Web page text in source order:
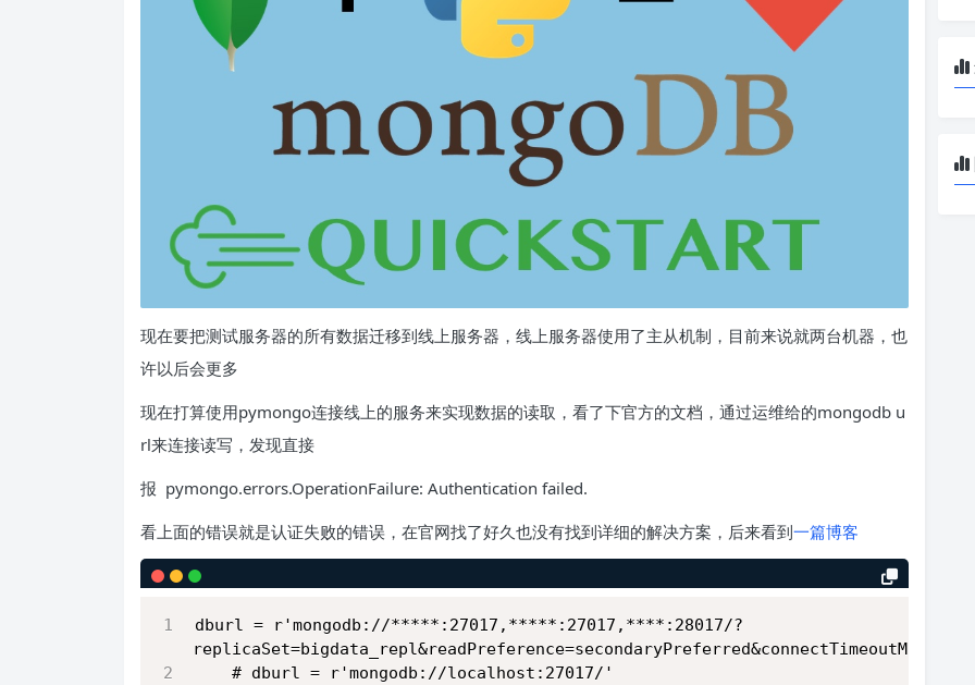
现在要把测试服务器的所有数据迁移到线上服务器，线上服务器使用了主从机制，目前来说就两台机器，也
许以后会更多
现在打算使用pymongo连接线上的服务来实现数据的读取，看了下官方的文档，通过运维给的mongodb u
rl来连接读写，发现直接
报 pymongo.errors.OperationFailure: Authentication failed.
看上面的错误就是认证失败的错误，在官网找了好久也没有找到详细的解决方案，后来看到一篇博客
dburl = r'mongodb://*****:27017,*****:27017,****:28017/?
    # dburl = r'mongodb://localhost:27017/'